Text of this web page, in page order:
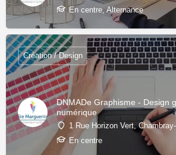
En centre, Alternance
DNMADe Graphisme - Design
numérique
1 Rue Horizon Vert,
En centre
Création / Design